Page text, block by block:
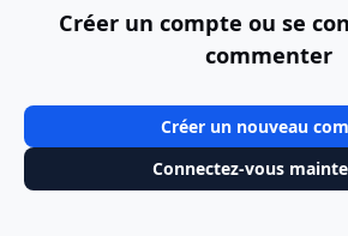
Créer un compte ou se
commenter
Créer un nouveau
Connectez-vous